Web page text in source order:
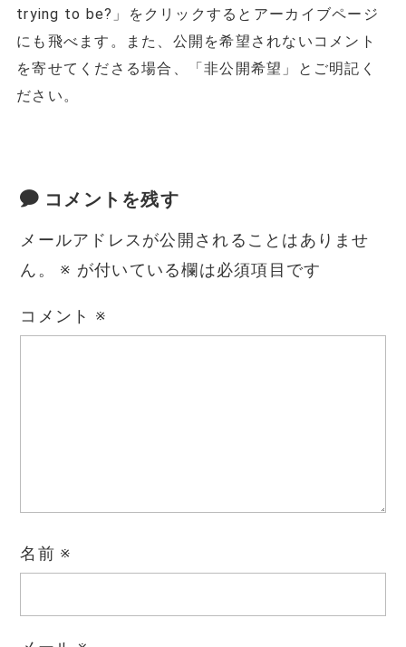
trying to be?」をクリックするとアーカイブページ
にも飛べます。また、公開を希望されないコメント
を寄せてくださる場合、「非公開希望」とご明記く
ださい。
コメントを残す
メールアドレスが公開されることはありませ
ん。
※ が付いている欄は必須項目です
コメント ※
名前 ※